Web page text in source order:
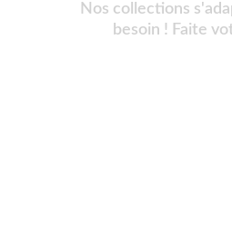
Nos collections
besoin ! Faite